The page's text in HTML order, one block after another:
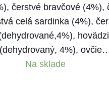
čerstvé bravčové (4%),
celá sardinka (4%),
4%),
Na sklade